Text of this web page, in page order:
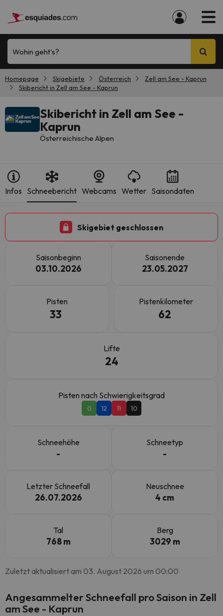
Wohin geht's?
Homepage Skigebiete Österreich
Zell am See - Kaprun
Skibericht in Zell am See - Kaprun
Skibericht in Zell am See -
Kaprun
Österreichische Alpen
Infos Schneebericht Webcams Wetter Saisondaten
Skigebiet geschlossen
Saisonbeginn
03.10.2026
Saisonende
23.05.2027
Pisten
33
Pistenkilometer
62
Lifte
24
Pisten nach Schwierigkeitsgrad
0 12 11 10
Schneehöhe
-
Schneetyp
-
Letzter Schneefall
26.07.2026
Neuschnee
4 cm
Tal
768 m
Berg
3029 m
Zuletzt aktualisiert am 03. August 2026 um 00:00
Angesammelter Schneefall pro Saison in Zell
am See - Kaprun